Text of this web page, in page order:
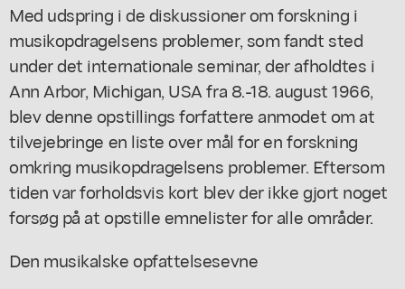
Med udspring i de diskussioner om forskning i
musikopdragelsens problemer, som fandt sted
under det internationale seminar, der afholdtes i
Ann Arbor, Michigan, USA fra 8.-18. august 1966,
blev denne opstillings forfattere anmodet om at
tilvejebringe en liste over mål for en forskning
omkring musikopdragelsens problemer. Eftersom
tiden var forholdsvis kort blev der ikke gjort noget
forsøg på at opstille emnelister for alle områder.
Den musikalske opfattelsesevne